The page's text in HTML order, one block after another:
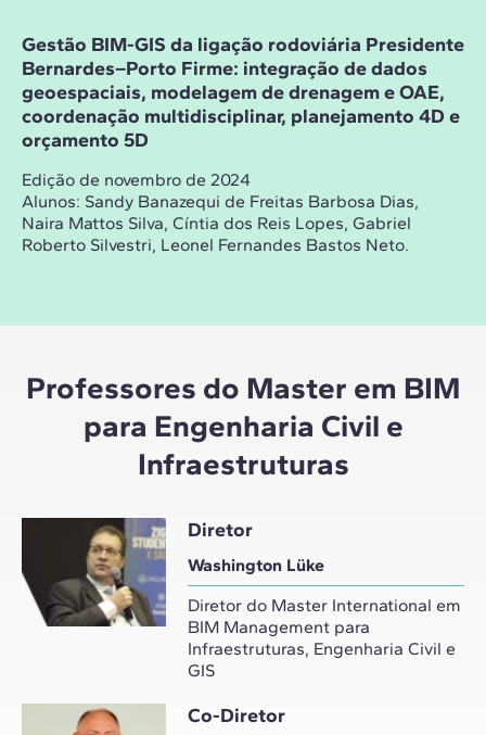
Gestão BIM-GIS da ligação rodoviária Presidente
Bernardes–Porto Firme: integração de dados
geoespaciais, modelagem de drenagem e OAE,
coordenação multidisciplinar, planejamento 4D e
orçamento 5D
Edição de novembro de 2024
Alunos: Sandy Banazequi de Freitas Barbosa Dias,
Naira Mattos Silva, Cíntia dos Reis Lopes, Gabriel
Roberto Silvestri, Leonel Fernandes Bastos Neto.
Professores do Master em BIM
para Engenharia Civil e
Infraestruturas
Diretor
Washington Lüke
Diretor do Master International em
BIM Management para
Infraestruturas, Engenharia Civil e
GIS
Co-Diretor